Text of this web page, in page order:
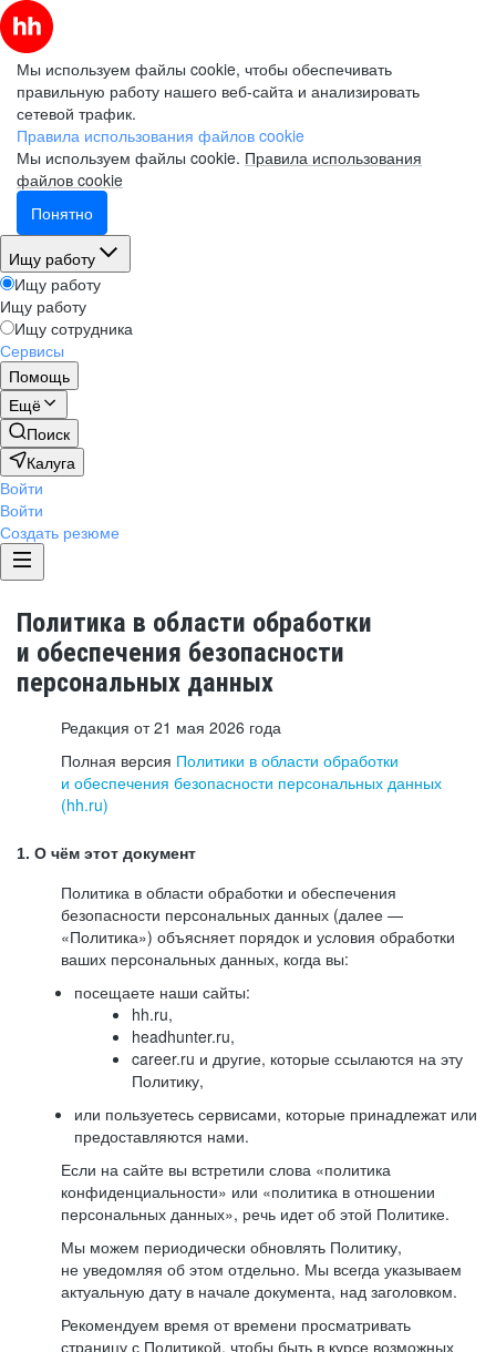
Мы используем файлы cookie, чтобы обеспечивать
правильную работу нашего веб-сайта и анализировать
сетевой трафик.
Правила использования файлов cookie
Мы используем файлы cookie. Правила использования
файлов cookie
Понятно
Ищу работу
Ищу работу
Ищу работу
Ищу сотрудника
Сервисы
Помощь
Ещё
Поиск
Калуга
Войти
Войти
Создать резюме
Политика в области обработки
и обеспечения безопасности
персональных данных
Редакция от 21 мая 2026 года
Полная версия Политики в области обработки
и обеспечения безопасности персональных данных
(hh.ru)
1. О чём этот документ
Политика в области обработки и обеспечения
безопасности персональных данных (далее —
«Политика») объясняет порядок и условия обработки
ваших персональных данных, когда вы:
посещаете наши сайты:
hh.ru,
headhunter.ru,
career.ru и другие, которые ссылаются на эту
Политику,
или пользуетесь сервисами, которые принадлежат или
предоставляются нами.
Если на сайте вы встретили слова «политика
конфиденциальности» или «политика в отношении
персональных данных», речь идет об этой Политике.
Мы можем периодически обновлять Политику,
не уведомляя об этом отдельно. Мы всегда указываем
актуальную дату в начале документа, над заголовком.
Рекомендуем время от времени просматривать
страницу с Политикой, чтобы быть в курсе возможных